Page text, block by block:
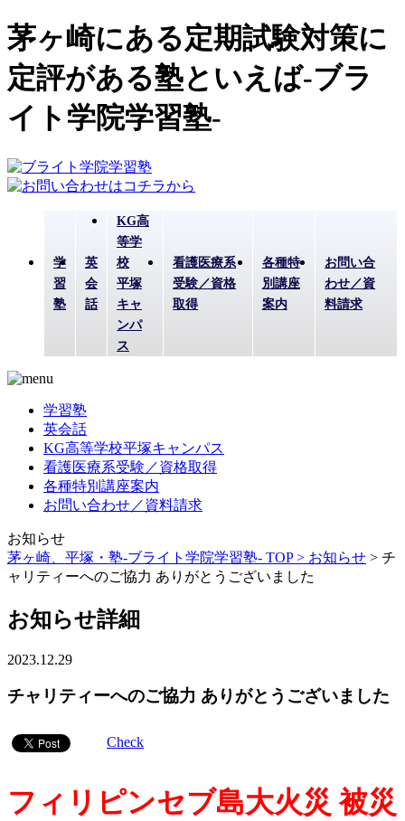
茅ヶ崎にある定期試験対策に
定評がある塾といえば-ブラ
イト学院学習塾-
学
習
塾
英
会
話
KG高
等学
校
平塚
キャ
ンパ
ス
看護医療系
受験／資格
取得
各種特
別講座
案内
お問い合
わせ／資
料請求
学習塾
英会話
KG高等学校平塚キャンパス
看護医療系受験／資格取得
各種特別講座案内
お問い合わせ／資料請求
お知らせ
茅ヶ崎、平塚・塾-ブライト学院学習塾- TOP > お知らせ > チ
ャリティーへのご協力 ありがとうございました
お知らせ詳細
2023.12.29
チャリティーへのご協力 ありがとうございました
Check
フィリピンセブ島大火災 被災